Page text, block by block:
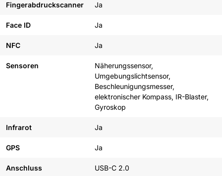
Fingerabdruckscanner Ja
Face ID Ja
NFC Ja
Sensoren
Näherungssensor,
Umgebungslichtsensor,
Beschleunigungsmesser,
elektronischer Kompass, IR-Blaster,
Gyroskop
Infrarot Ja
GPS Ja
Anschluss USB-C 2.0